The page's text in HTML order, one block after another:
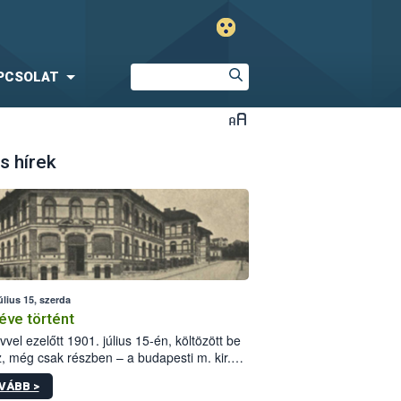
hírek
15, szerda
történt
ezelőtt 1901. július 15-én, költözött be
még csak részben – a budapesti m. kir.
állomás a Kis Rókus utca
alatti, Czigler Győző által tervezett új
>